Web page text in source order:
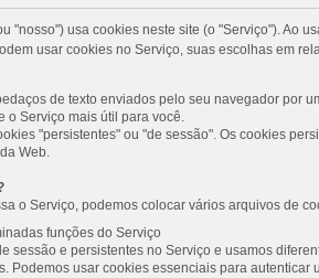
"nosso") usa cookies neste site (o "Serviço"). Ao
usar cookies no Serviço, suas escolhas em
de texto enviados pelo seu navegador por
o Serviço mais útil para você.
"persistentes" ou "de sessão". Os cookies
Web.
o Serviço, podemos colocar vários arquivos de
funções do Serviço
sessão e persistentes no Serviço e usamos
Podemos usar cookies essenciais para